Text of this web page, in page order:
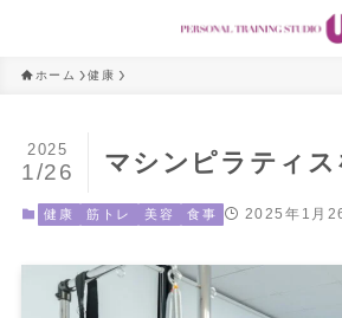
ホーム 健康
マシンピラティ
2025
1/26
健康 筋トレ 美容 食事 2025年1月